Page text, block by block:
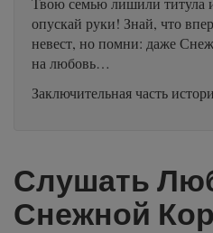
опускай руки! Знай, что
невест, но помни: даже
на любовь…
Заключительная часть
Слушать
Снежной